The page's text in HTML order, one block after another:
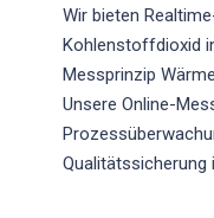
Wir bieten
Kohlenstoffdioxid
Messprinzip
Unsere Online-
Qualitätssicherung